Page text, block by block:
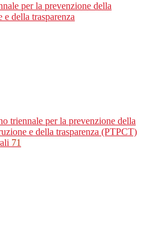
per la prevenzione della
e della trasparenza
triennale per la prevenzione della
e della trasparenza (PTPCT)
71